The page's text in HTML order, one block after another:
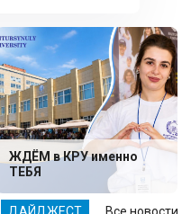
ДАЙДЖЕСТ Все новости
ЖДЁМ в КРУ именно
ТЕБЯ